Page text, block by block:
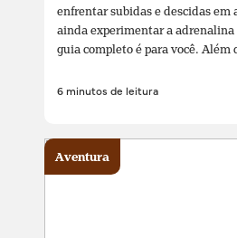
enfrentar subidas e descidas em
ainda experimentar a
guia completo é para você. Além
6 minutos de leitura
Aventura